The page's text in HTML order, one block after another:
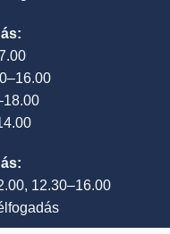
12.30–16.00